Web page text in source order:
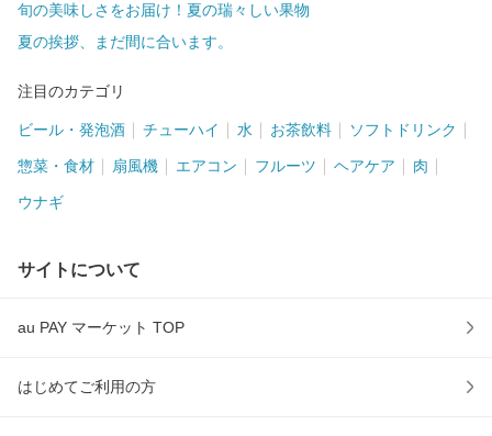
旬の美味しさをお届け！夏の瑞々しい果物
夏の挨拶、まだ間に合います。
注目のカテゴリ
ビール・発泡酒 チューハイ 水 お茶飲料 ソフトドリンク
惣菜・食材 扇風機 エアコン フルーツ ヘアケア 肉
ウナギ
サイトについて
au PAY マーケット TOP
はじめてご利用の方